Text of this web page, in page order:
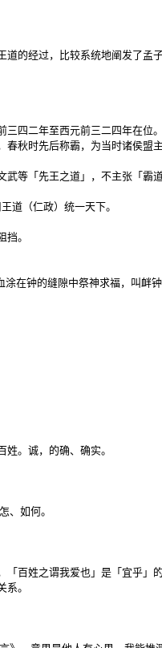
道的经过，比较系统地阐发了孟
三四二年至西元前三二四年在位
春秋时先后称霸，为当时诸侯盟
武等「先王之道」，不主张「霸
道（仁政）统一天下。
。
在钟的缝隙中祭神求福，叫衅
。诚，的确、确实。
、如何。
「百姓之谓我爱也」是「宜乎」
。